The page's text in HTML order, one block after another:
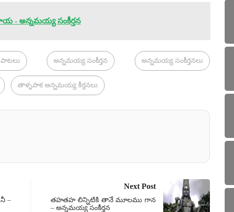
- అన్నమయ్య సంకీర్తన
అన్నమయ్య సంకీర్తన అన్నమయ్య సంకీర్తనలు
తాళ్ళపాక అన్నమయ్య కీర్తనలు
–
Next Post
తహతహ లిన్నిటికి తానే మూలము గాన
– అన్నమయ్య సంకీర్తన